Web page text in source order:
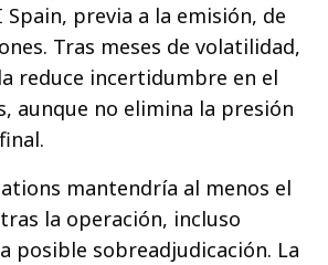
previa a la emisión, de
Tras meses de volatilidad,
reduce incertidumbre en el
aunque no elimina la presión
mantendría al menos el
la operación, incluso
posible sobreadjudicación. La